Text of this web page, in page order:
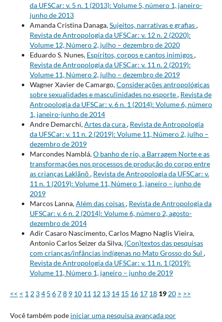
da UFSCar: v. 5 n. 1 (2013): Volume 5, número 1, janeiro-
junho de 2013
Amanda Cristina Danaga,Sujeitos, narrativas e grafias,
Revista de Antropologia da UFSCar: v. 12 n. 2 (2020):
Volume 12, Número 2, julho – dezembro de 2020
Eduardo S. Nunes, Espíritos, corpos e cantos inimigos,
Revista de Antropologia da UFSCar: v. 11 n. 2 (2019):
Volume 11, Número 2, julho – dezembro de 2019
Wagner Xavier de Camargo,Considerações antropológicas
sobre sexualidades e masculinidades no esporte, Revista de
Antropologia da UFSCar: v. 6 n. 1 (2014): Volume 6, número
1, janeiro-junho de 2014
Andre Demarchi,Artes da cura, Revista de Antropologia
da UFSCar: v. 11 n. 2 (2019): Volume 11, Número 2, julho –
dezembro de 2019
Marcondes Namblá,O banho de rio, a Barragem Norte e as
transformações nos processos de produção do corpo entre
as crianças Laklãnõ, Revista de Antropologia da UFSCar: v.
11 n. 1 (2019): Volume 11, Número 1, janeiro – junho de
2019
Marcos Lanna,Além das coisas, Revista de Antropologia da
UFSCar: v. 6 n. 2 (2014): Volume 6, número 2, agosto-
dezembro de 2014
Adir Casaro Nascimento, Carlos Magno Naglis Vieira,
Antonio Carlos Seizer da Silva, (Con)textos das pesquisas
com crianças/infâncias indígenas no Mato Grosso do Sul ,
Revista de Antropologia da UFSCar: v. 11 n. 1 (2019):
Volume 11, Número 1, janeiro – junho de 2019
<< < 1 2 34 5 678 9 10 11 12 13 14 15 16 17 18 19 20 > >>
Você também pode iniciar uma pesquisa avançada por